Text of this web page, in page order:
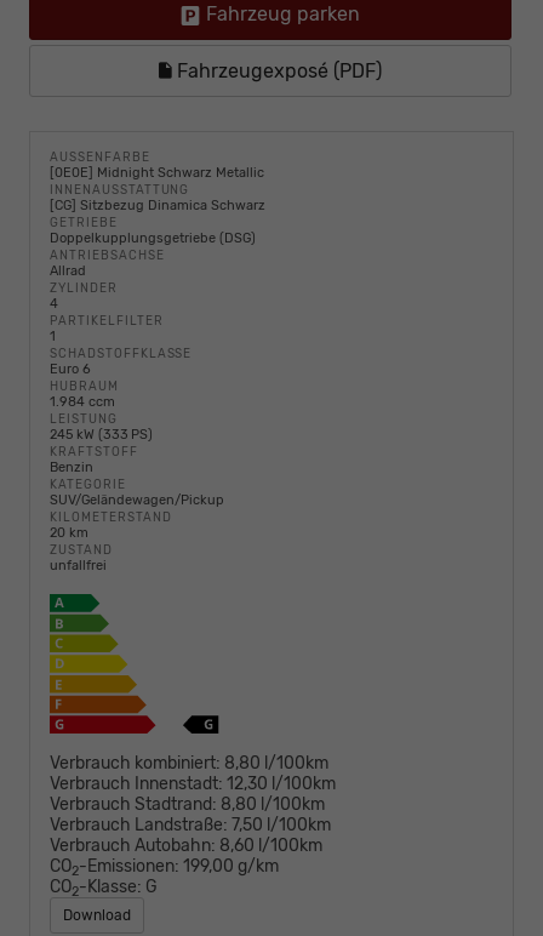
Fahrzeug parken
Fahrzeugexposé (PDF)
AUSSENFARBE
[0E0E] Midnight Schwarz Metallic
INNENAUSSTATTUNG
[CG] Sitzbezug Dinamica Schwarz
GETRIEBE
Doppelkupplungsgetriebe (DSG)
ANTRIEBSACHSE
Allrad
ZYLINDER
4
PARTIKELFILTER
1
SCHADSTOFFKLASSE
Euro 6
HUBRAUM
1.984 ccm
LEISTUNG
245 kW (333 PS)
KRAFTSTOFF
Benzin
KATEGORIE
SUV/Geländewagen/Pickup
KILOMETERSTAND
20 km
ZUSTAND
unfallfrei
Verbrauch kombiniert: 8,80 l/100km
Verbrauch Innenstadt: 12,30 l/100km
Verbrauch Stadtrand: 8,80 l/100km
Verbrauch Landstraße: 7,50 l/100km
Verbrauch Autobahn: 8,60 l/100km
CO2-Emissionen: 199,00 g/km
CO2-Klasse: G
Download